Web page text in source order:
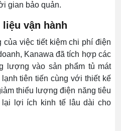
gian bảo quản.
vận hành
của việc tiết kiệm chi phí điện
Kanawa đã tích hợp các
lượng vào sản phẩm tủ mát
tiên tiến cùng với thiết kế
thiểu lượng điện năng tiêu
lợi ích kinh tế lâu dài cho